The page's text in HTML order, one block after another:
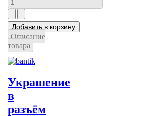
Описание
товара
Украшение
в
разъём